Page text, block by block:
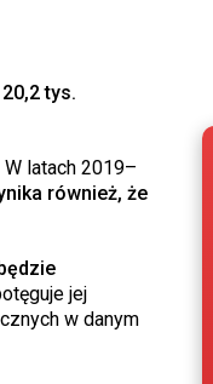
tys.
W latach 2019–
również, że
jej
w danym